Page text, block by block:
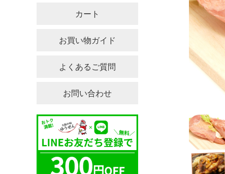
カート
お買い物ガイド
よくあるご質問
お問い合わせ